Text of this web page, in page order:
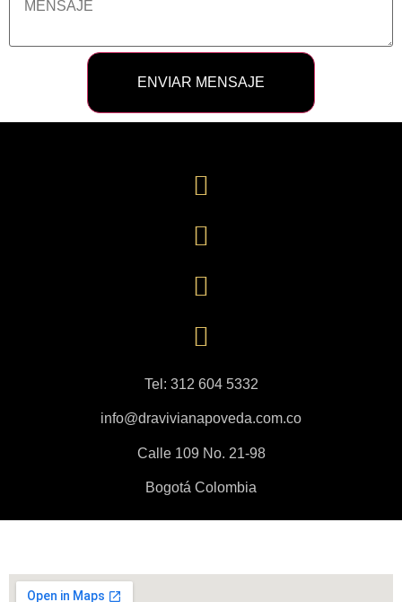
Tel: 312 604 5332
info@dravivianapoveda.com.co
Calle 109 No. 21-98
Bogotá Colombia
ENVIAR MENSAJE